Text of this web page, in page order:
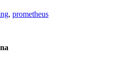
, prometheus